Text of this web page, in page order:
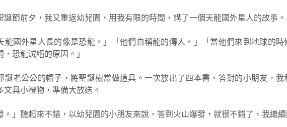
誕節前夕，我又重返幼兒園，用我有限的時間，講了一個天龍國外星人的故事。
龍國外星人長的像是恐龍。」「他們自稱龍的傳人。」「當他們來到地球的
恐龍滅絕的原因。」
誕老公公的帽子，將聖誕樹當做道具。一次放出了四本書，答對的小朋友，
文具小禮物，準備大放送。
。」聽起來不錯，以幼兒園的小朋友來說，答到火山爆發，就很不錯了，我繼續